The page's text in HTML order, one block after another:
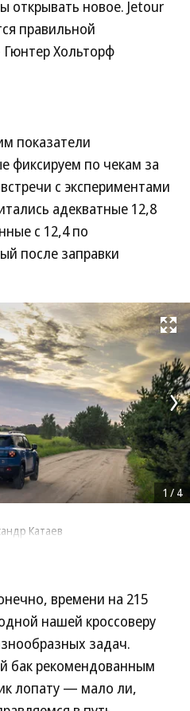
открывать новое. Jetour
правильной
Хольторф
показатели
фиксируем по чекам за
с экспериментами
адекватные 12,8
с 12,4 по
после заправки
Развернуть
Катаев
1 / 4
времени на 215
нашей кроссоверу
задач.
бак рекомендованным
лопату — мало ли,